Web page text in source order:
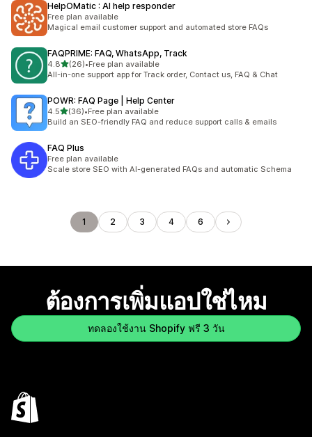
HelpOMatic : AI help responder
Free plan available
Magical email customer support and automated store FAQs
FAQPRIME: FAQ, WhatsApp, Track
4.8เต็ม 5 ดาว
(26)
ทั้งหมด 26 รีวิว
•Free plan available
All-in-one support app for Track order, Contact us, FAQ & Chat
POWR: FAQ Page | Help Center
4.5เต็ม 5 ดาว
(36)
ทั้งหมด 36 รีวิว
•Free plan available
Build an SEO-friendly FAQ and reduce support calls & emails
FAQ Plus
Free plan available
Scale store SEO with AI-generated FAQs and automatic Schema
1 2 3 4 6
ต้องการเพิ่มแอปใช่ไหม
ทดลองใช้งาน Shopify ฟรี 3 วัน